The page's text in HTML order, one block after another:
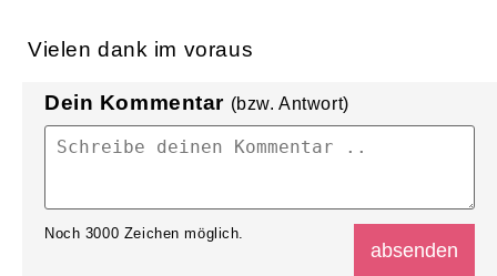
Vielen dank im voraus
Dein Kommentar (bzw. Antwort)
Noch 3000 Zeichen möglich.